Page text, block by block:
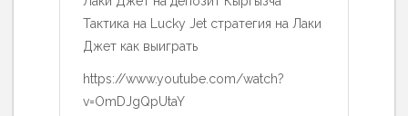
Тактика на Lucky Jet стратегия на Лаки
Джет как выиграть
https://www.youtube.com/watch?
v=OmDJgQpUtaY